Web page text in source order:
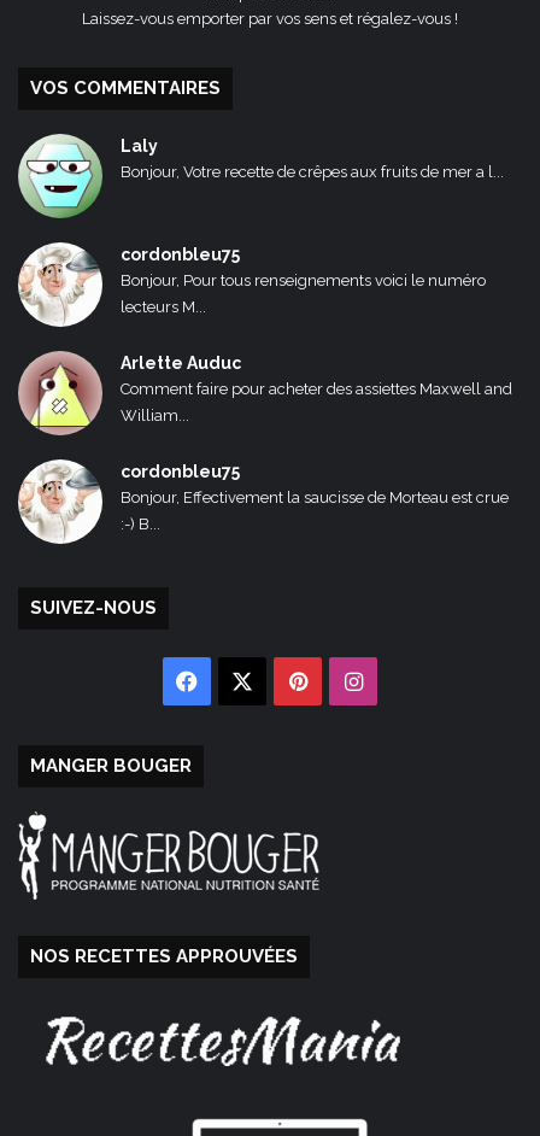
Laissez-vous emporter par vos sens et régalez-vous !
VOS COMMENTAIRES
Laly
Bonjour, Votre recette de crêpes aux fruits de mer a l...
cordonbleu75
Bonjour, Pour tous renseignements voici le numéro
lecteurs M...
Arlette Auduc
Comment faire pour acheter des assiettes Maxwell and
William...
cordonbleu75
Bonjour, Effectivement la saucisse de Morteau est crue
:-) B...
SUIVEZ-NOUS
Facebook PinterestInstagram
MANGER BOUGER
NOS RECETTES APPROUVÉES